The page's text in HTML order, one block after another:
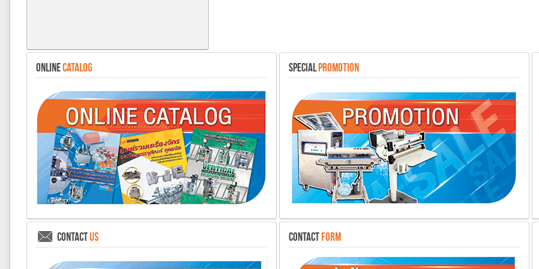
ONLINECATALOG SPECIALPROMOTION
CONTACTUS CONTACT FORM